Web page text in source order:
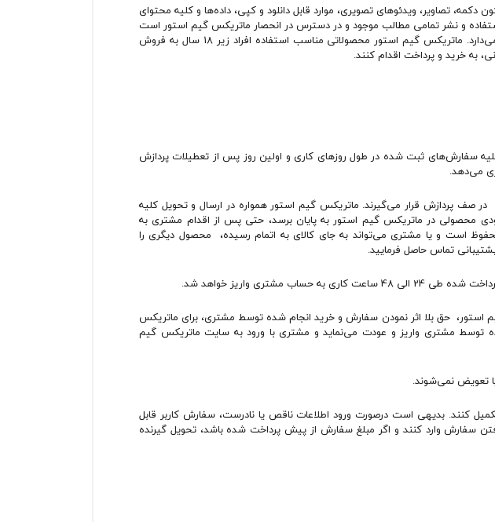
تصاویر، ویدئوهای تصویری، موارد قابل دانلود و کپی، داده‌ها و کلیه محتوای
و نشر تمامی مطالب موجود و در دسترس در انحصار ماتریکس گیم استور است
و هرگونه استفاده بدون کسب مجوز کتبی، حق پیگرد قانونی را برای ماتریکس گیم استور محفوظ می‏‌دارد. ماتریکس گیم استور محصولاتی مناسب استفاده افراد زیر 18 سال به فروش
به خرید و پرداخت اقدام کنند.
سفارش‏‌های ثبت شده در طول روزهای کاری و اولین روز پس از تعطیلات پردازش
پردازش قرار می‏‌گیرند. ماتریکس گیم استور همواره در ارسال و تحویل کلیه
محصولی در ماتریکس گیم استور به پایان برسد، حتی پس از اقدام مشتری به
است و یا مشتری می‏‌تواند به جای کالای به اتمام رسیده، محصول دیگری را
تماس حاصل فرمایید.
واریز خواهد شد.
حق بلا اثر نمودن سفارش و خرید انجام شده توسط مشتری، برای ماتریکس
مشتری واریز و عودت می‌نماید و مشتری با ورود به سایت ماتریکس گیم
تعویض نمی‌شوند.
کنند. بدیهی است درصورت ورود اطلاعات ناقص یا نادرست، سفارش کاربر قابل
سفارش وارد کنند و اگر مبلغ سفارش از پیش پرداخت شده باشد، تحویل گیرنده